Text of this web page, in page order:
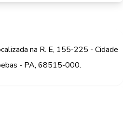
na R. E, 155-225 - Cidade
- PA, 68515-000.